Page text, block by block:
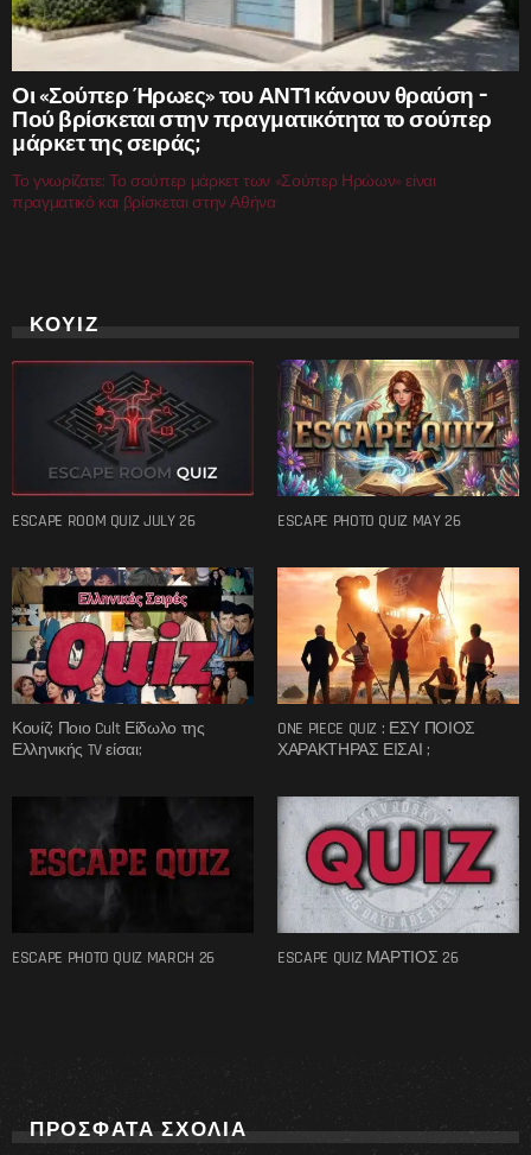
Οι «Σούπερ Ήρωες» του ΑΝΤ1 κάνουν θραύση –
Πού βρίσκεται στην πραγματικότητα το σούπερ
μάρκετ της σειράς;
Το γνωρίζατε; Το σούπερ μάρκετ των «Σούπερ Ηρώων» είναι
πραγματικό και βρίσκεται στην Αθήνα
ΚΟΥΙΖ
ESCAPE ROOM QUIZ JULY 26 ESCAPE PHOTO QUIZ MAY 26
Κουίζ: Ποιο Cult Είδωλο της
Ελληνικής TV είσαι;
ONE PIECE QUIZ : ΕΣΥ ΠΟΙΟΣ
ΧΑΡΑΚΤΗΡΑΣ ΕΙΣΑΙ ;
ESCAPE PHOTO QUIZ MARCH 26 ESCAPE QUIZ ΜΑΡΤΙΟΣ 26
ΠΡΌΣΦΑΤΑ ΣΧΌΛΙΑ